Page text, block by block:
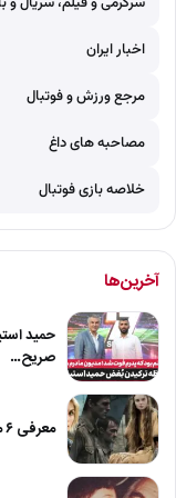
اخبار ایران
مرجع ورزش و فوتبال
مصاحبه های داغ
خلاصه بازی فوتبال
آخرین‌ها
حمید
صریح…
معرفی ۶ مینی سریال ۲۰۲۵ که نباید از دست بدهید!